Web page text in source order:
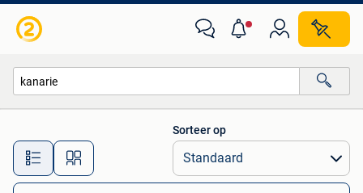
Alle afstanden…
Sorteer op